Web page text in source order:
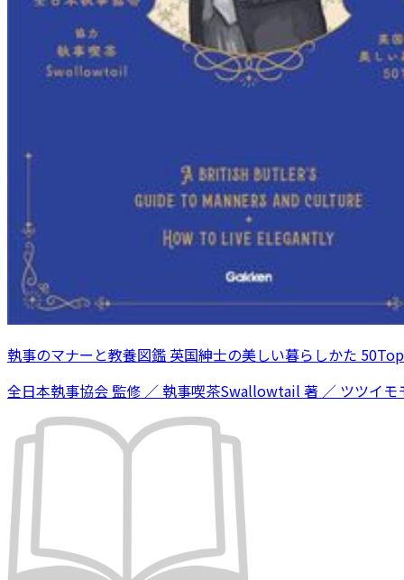
執事のマナーと教養図鑑 英国紳士の美しい暮らしかた
全日本執事協会 監修 ／ 執事喫茶Swallowtail 著 ／ ツツイ